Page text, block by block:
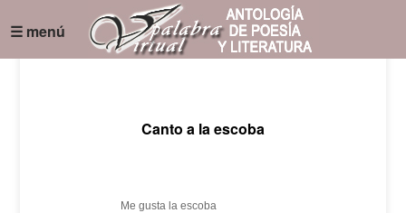
☰ menú
Canto a la escoba
Me gusta la escoba